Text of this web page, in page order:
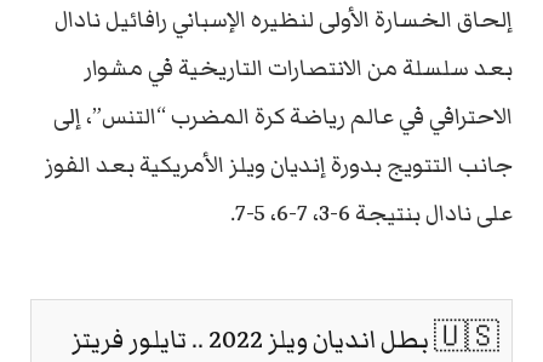
إلحاق الخسارة الأولى لنظيره الإسباني رافائيل نادال
بعد سلسلة من الانتصارات التاريخية في مشوار
الاحترافي في عالم رياضة كرة المضرب “التنس”، إلى
جانب التتويج بدورة إنديان ويلز الأمريكية بعد الفوز
على نادال بنتيجة 6-3، 7-6، 5-7.
🇺🇸 بطل انديان ويلز 2022 .. تايلور فريتز